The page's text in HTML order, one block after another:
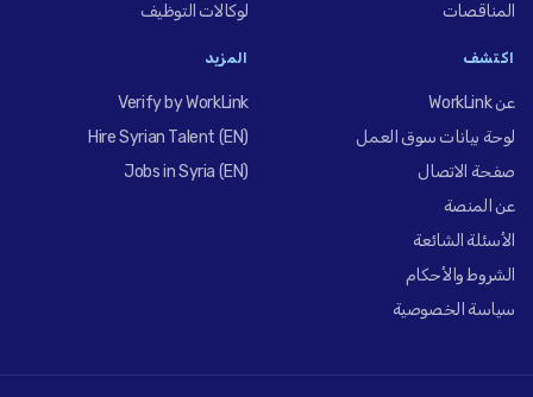
المناقصات
لوكالات التوظيف
اكتشف
عن WorkLink
لوحة بيانات سوق العمل
صفحة الاتصال
عن المنصة
الأسئلة الشائعة
الشروط والأحكام
سياسة الخصوصية
المزيد
Verify by WorkLink
Hire Syrian Talent (EN)
Jobs in Syria (EN)